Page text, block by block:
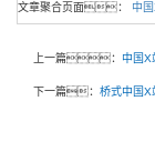
文章聚合页面： 中
上一篇： 中国X
下一篇： 桥式中国X